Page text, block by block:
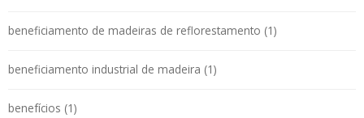
beneficiamento de madeiras de reflorestamento (1)
beneficiamento industrial de madeira (1)
benefícios (1)